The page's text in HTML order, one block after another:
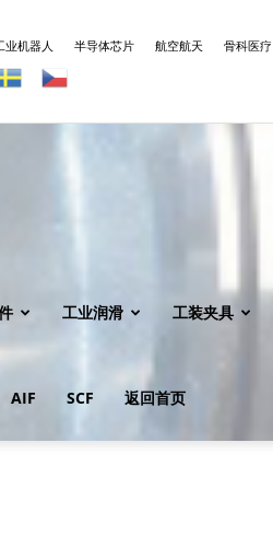
业机器人 半导体芯片 航空航天 骨科医疗
工业润滑 工装夹具
AIF SCF 返回首页